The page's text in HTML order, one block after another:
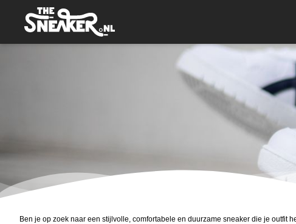
Ben je op zoek naar een stijlvolle, comfortabele en duurzame sneaker die je outfit